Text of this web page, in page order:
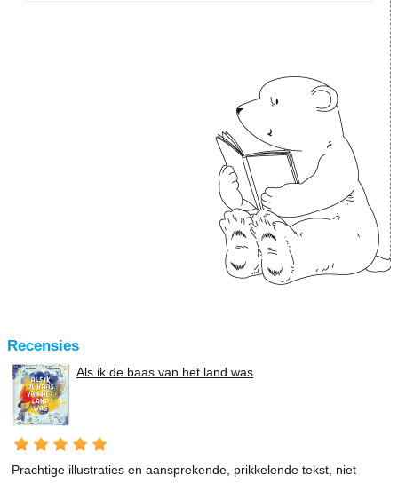
Recensies
Als ik de baas van het land was
Prachtige illustraties en aansprekende, prikkelende tekst, niet